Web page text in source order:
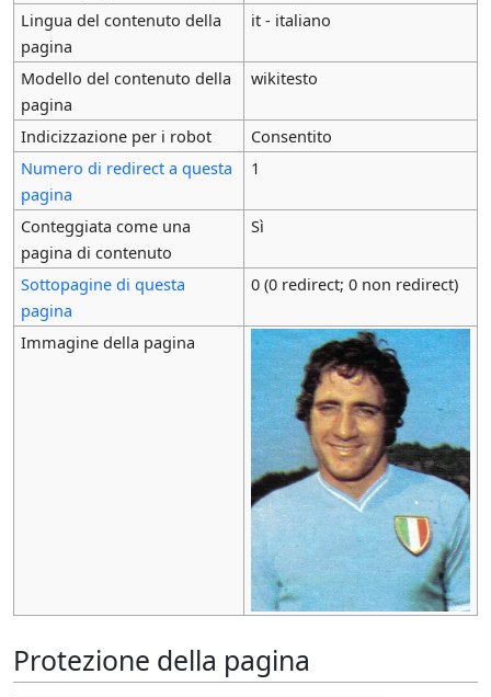
Lingua del contenuto della
pagina
it - italiano
Modello del contenuto della
pagina
wikitesto
Indicizzazione per i robot
Consentito
Numero di redirect a questa
pagina
1
Conteggiata come una
pagina di contenuto
Sì
Sottopagine di questa
pagina
0 (0 redirect; 0 non redirect)
Immagine della pagina
Protezione della pagina